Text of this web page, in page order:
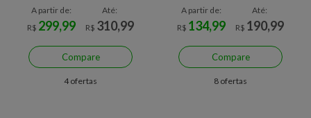
A partir de:
R$ 299,99
Até:
R$ 310,99
Compare
4 ofertas
A partir de:
R$ 134,99
Até:
R$ 190,99
Compare
8 ofertas